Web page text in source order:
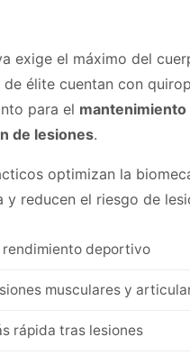
exige el máximo del
élite cuentan con
para el
de lesiones.
optimizan la
y reducen el riesgo de
deportivo
musculares y
rápida tras lesiones